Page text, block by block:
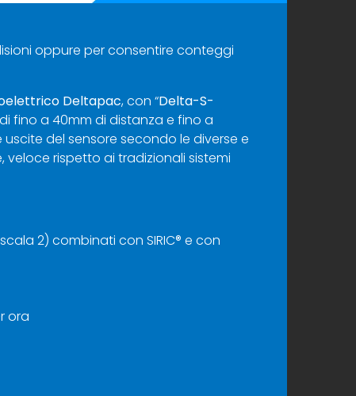
oppure per consentire conteggi
Deltapac, con “Delta-S-
fino a 40mm di distanza e fino a
del sensore secondo le diverse e
veloce rispetto ai tradizionali sistemi
2) combinati con SIRIC® e con
ora